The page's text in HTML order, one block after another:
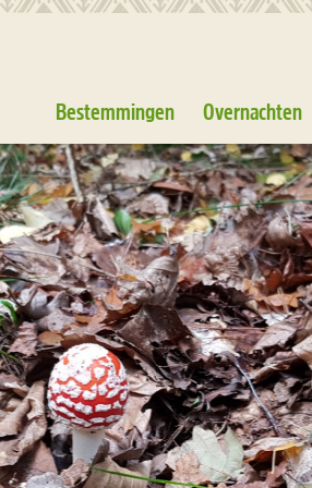
Bestemmingen Overnachten